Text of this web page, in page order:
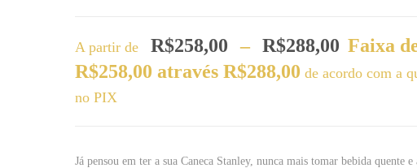
A partir de R$258,00 – R$288,00 Faixa
R$258,00 através R$288,00 de acordo com a
no PIX
Já pensou em ter a sua Caneca Stanley, nunca mais tomar bebida quente